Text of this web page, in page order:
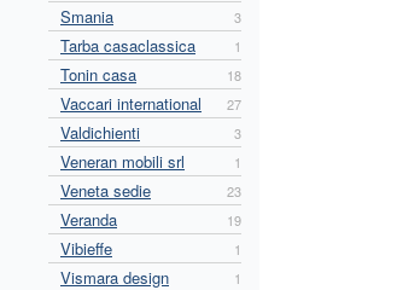
Smania 3
Tarba casaclassica 1
Tonin casa 18
Vaccari international 27
Valdichienti 3
Veneran mobili srl 1
Veneta sedie 23
Veranda 19
Vibieffe 1
Vismara design 1